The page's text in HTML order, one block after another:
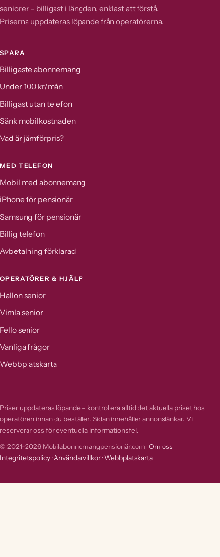
seniorer – billigast i längden, enklast att förstå.
Priserna uppdateras löpande från operatörerna.
SPARA
Billigaste abonnemang
Under 100 kr/mån
Billigast utan telefon
Sänk mobilkostnaden
Vad är jämförpris?
MED TELEFON
Mobil med abonnemang
iPhone för pensionär
Samsung för pensionär
Billig telefon
Avbetalning förklarad
OPERATÖRER & HJÄLP
Hallon senior
Vimla senior
Fello senior
Vanliga frågor
Webbplatskarta
Priser uppdateras löpande – kontrollera alltid det aktuella priset hos
operatören innan du beställer. Sidan innehåller annonslänkar. Vi
reserverar oss för eventuella informationsfel.
© 2021–2026 Mobilabonnemangpensionär.com ·Om oss ·
Integritetspolicy·Användarvillkor·Webbplatskarta